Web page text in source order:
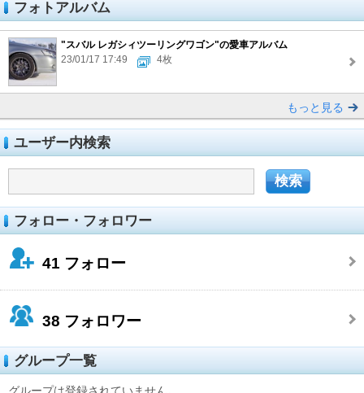
フォトアルバム
"スバル レガシィツーリングワゴン"の愛車アルバム
23/01/17 17:49
4枚
もっと見る
ユーザー内検索
フォロー・フォロワー
41 フォロー
38 フォロワー
グループ一覧